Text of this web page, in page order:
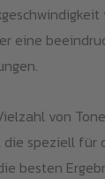
eine
von
speziell für
besten